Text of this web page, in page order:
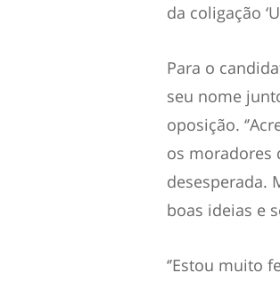
da coligação
Para o
seu nome
oposição.
os moradores
desesperada.
boas ideias e
‘’Estou